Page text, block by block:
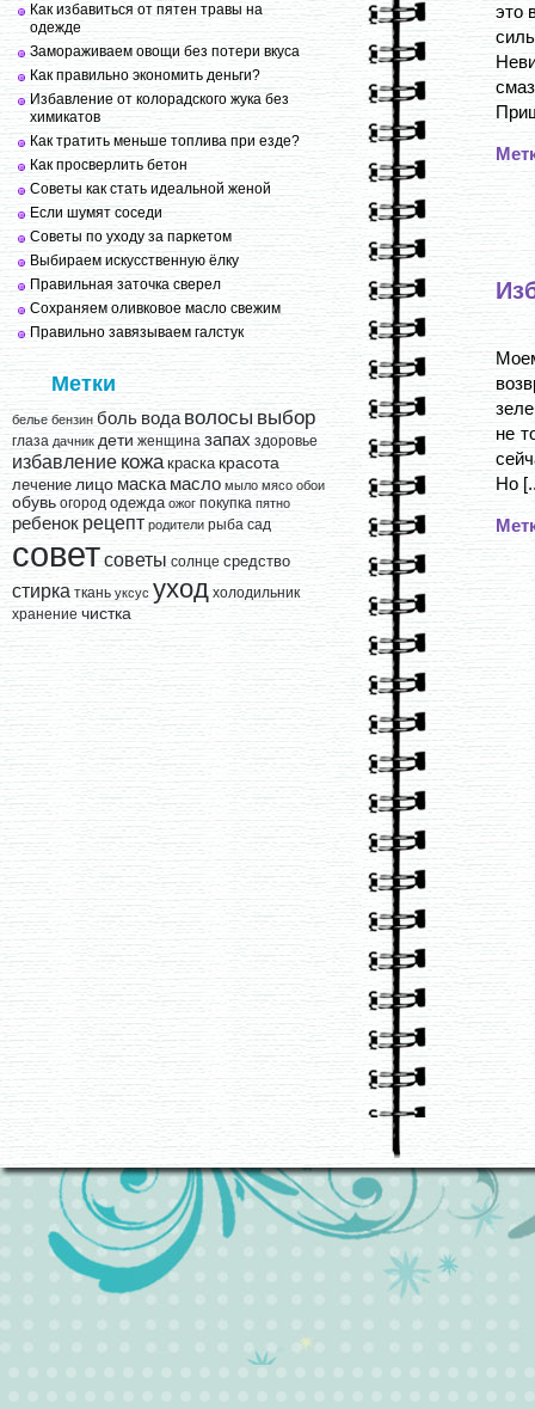
Как избавиться от пятен травы на
одежде
Замораживаем овощи без потери вкуса
Как правильно экономить деньги?
Избавление от колорадского жука без
химикатов
Как тратить меньше топлива при езде?
Как просверлить бетон
Советы как стать идеальной женой
Если шумят соседи
Советы по уходу за паркетом
Выбираем искусственную ёлку
Правильная заточка сверел
Сохраняем оливковое масло свежим
Правильно завязываем галстук
Метки
белье бензин боль вода волосы выбор
глаза дачник дети женщина запах здоровье
избавление кожа краска красота
лечение лицо маска масло мыло мясо обои
обувь огород одежда ожог покупка пятно
ребенок рецепт родители рыба сад
советсоветы солнце средство
стирка ткань уксус уход холодильник
хранение чистка
это
не
Но